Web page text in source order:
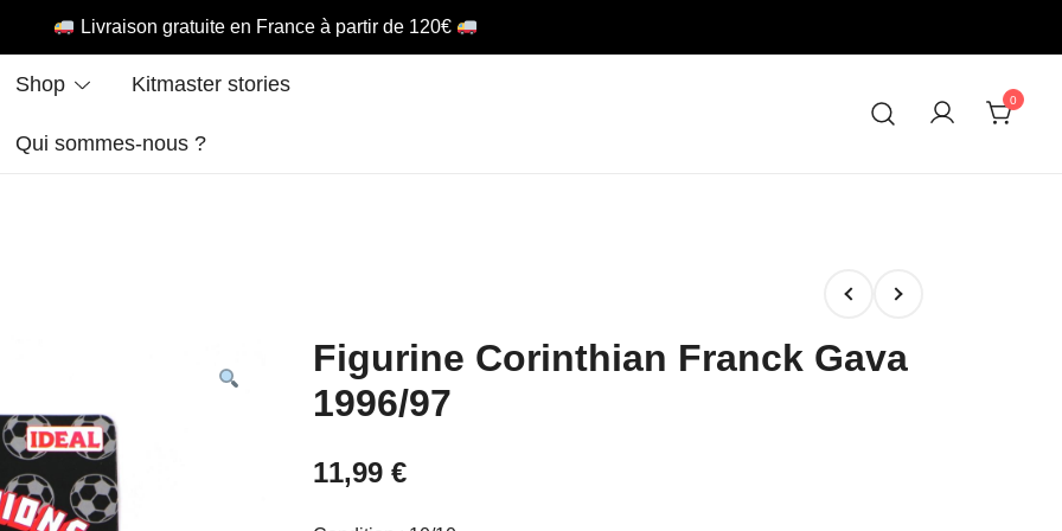
Livraison gratuite en France à partir de 120€
Shop Kitmaster stories
Qui sommes-nous ?
0
Figurine Corinthian Franck Gava
1996/97
11,99 €